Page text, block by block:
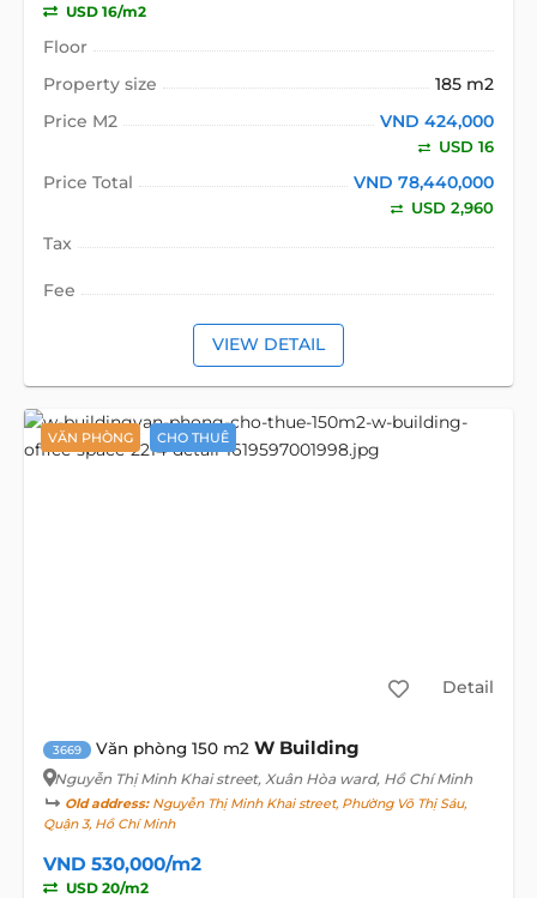
USD 16/m2
Floor
Property size
185 m2
Price M2
VND 424,000
USD 16
Price Total VND 78,440,000
USD 2,960
Tax
Fee
VIEW DETAIL
VĂN PHÒNG CHO THUÊ
Detail
3669 Văn phòng 150 m2 W Building
Nguyễn Thị Minh Khai street, Xuân Hòa ward, Hồ Chí Minh
Old address:Nguyễn Thị Minh Khai street, Phường Võ Thị Sáu,
Quận 3, Hồ Chí Minh
VND 530,000/m2
USD 20/m2